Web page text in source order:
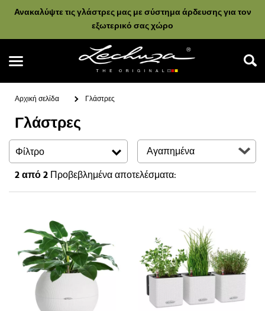
Ανακαλύψτε τις γλάστρες μας με σύστημα άρδευσης για τον
εξωτερικό σας χώρο
Αναζήτηση
Αρχική σελίδα Γλάστρες
Γλάστρες
Φίλτρο
2από 2Προβεβλημένα αποτελέσματα: